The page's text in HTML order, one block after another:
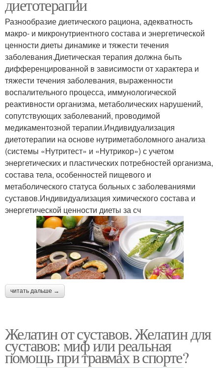
диетотерапии
Разнообразие диетического рациона, адекватность
макро- и микронутриентного состава и энергетической
ценности диеты динамике и тяжести течения
заболевания.Диетическая терапия должна быть
дифференцированной в зависимости от характера и
тяжести течения заболевания, выраженности
воспалительного процесса, иммунологической
реактивности организма, метаболических нарушений,
сопутствующих заболеваний, проводимой
медикаментозной терапии.Индивидуализация
диетотерапии на основе нутриметаболомного анализа
(системы «Нутритест» и «Нутрикор») с учетом
энергетических и пластических потребностей организма,
состава тела, особенностей пищевого и
метаболического статуса больных с заболеваниями
суставов.Индивидуализация химического состава и
энергетической ценности диеты за сч
читать дальше →
Желатин от суставов. Желатин для
суставов: миф или реальная
помощь при травмах в спорте?